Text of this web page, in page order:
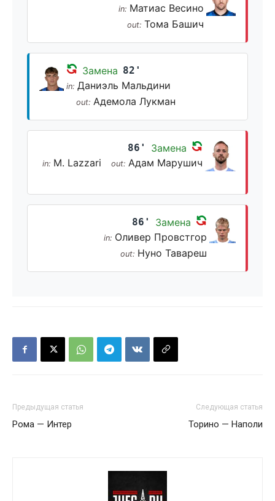
in: Матиас Весино
out: Тома Башич
Замена 82'
in: Даниэль Мальдини
out: Адемола Лукман
86' Замена
in: M. Lazzari out: Адам Марушич
86' Замена
in: Оливер Провстгор
out: Нуно Тавареш
Предыдущая статья
Рома — Интер
Следующая статья
Торино — Наполи